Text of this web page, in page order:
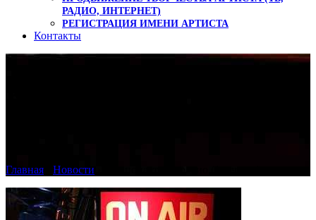
РАДИО, ИНТЕРНЕТ)
РЕГИСТРАЦИЯ ИМЕНИ АРТИСТА
Контакты
Главная Новости